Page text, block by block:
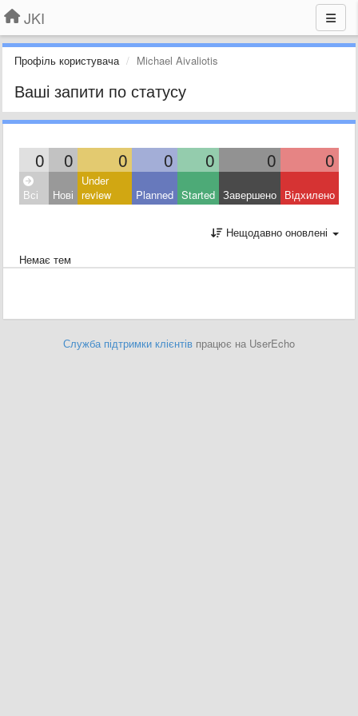
JKI
Профіль користувача Michael Aivaliotis
Ваші запити по статусу
0 0 0 0 0 0 0
Всі Нові
Under
review
Planned Started Завершено Відхилено
Нещодавно оновлені
Немає тем
Служба підтримки клієнтів працює на UserEcho